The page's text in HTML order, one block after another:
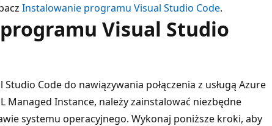
Instalowanie programu Visual Studio Code.
Visual Studio
Code do nawiązywania połączenia z usługą Azure
Managed Instance, należy zainstalować niezbędne
systemu operacyjnego. Wykonaj poniższe kroki, aby